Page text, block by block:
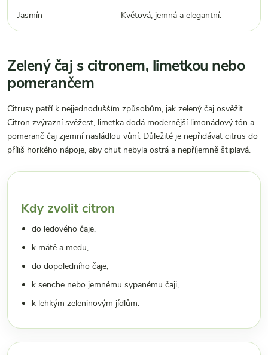
Jasmín Květová, jemná a elegantní.
Zelený čaj s citronem, limetkou nebo
pomerančem
Citrusy patří k nejjednodušším způsobům, jak zelený čaj osvěžit.
Citron zvýrazní svěžest, limetka dodá modernější limonádový tón a
pomeranč čaj zjemní nasládlou vůní. Důležité je nepřidávat citrus do
příliš horkého nápoje, aby chuť nebyla ostrá a nepříjemně štiplavá.
Kdy zvolit citron
do ledového čaje,
k mátě a medu,
do dopoledního čaje,
k senche nebo jemnému sypanému čaji,
k lehkým zeleninovým jídlům.